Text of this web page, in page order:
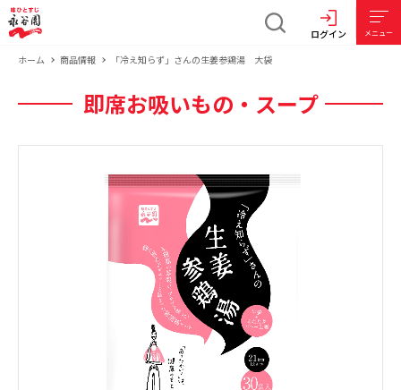
ログイン メニュー
ホーム 商品情報 「冷え知らず」さんの生姜参鶏湯 大袋
即席お吸いもの・スープ